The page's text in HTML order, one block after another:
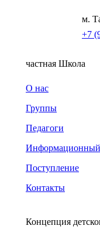
м.
+7
частная Школа
О нас
Группы
Педагоги
Поступление
Контакты
Концепция